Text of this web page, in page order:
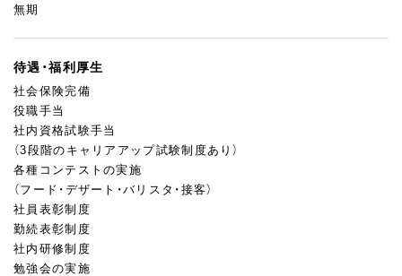
無期
待遇・福利厚生
社会保険完備
役職手当
社内資格試験手当
（3段階のキャリアアップ試験制度あり）
各種コンテストの実施
（フード・デザート・バリスタ・接客）
社員表彰制度
勤続表彰制度
社内研修制度
勉強会の実施